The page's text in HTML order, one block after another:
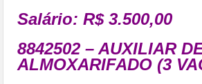
Salário: R$ 3.500,00
8842502 – AUXILIAR
ALMOXARIFADO (3